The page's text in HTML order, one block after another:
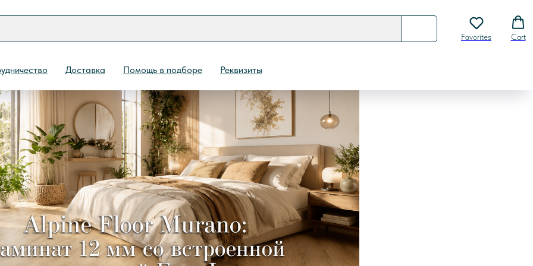
Favorites Cart
Доставка Помощь в подборе Реквизиты
Назад